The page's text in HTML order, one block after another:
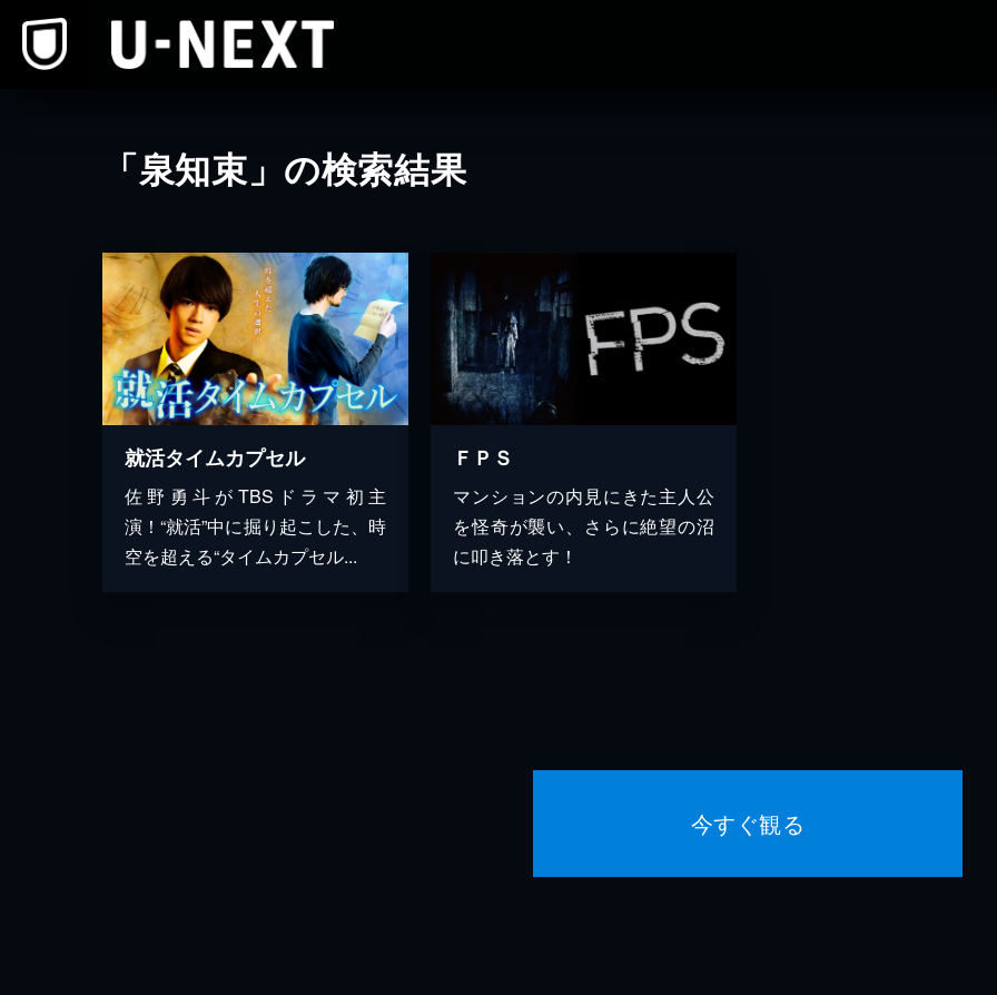
「泉知束」の検索結果
就活タイムカプセル
佐野勇斗がTBSドラマ初主
演！“就活”中に掘り起こした、時
空を超える“タイムカプセル...
ＦＰＳ
マンションの内見にきた主人公
を怪奇が襲い、さらに絶望の沼
に叩き落とす！
今すぐ観る